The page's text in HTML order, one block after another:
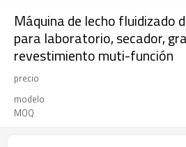
Máquina de lecho fluidizado
para laboratorio, secador,
revestimiento muti-función
precio
modelo
MOQ